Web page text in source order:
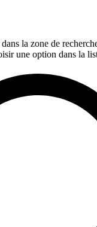
la zone de
une option dans la